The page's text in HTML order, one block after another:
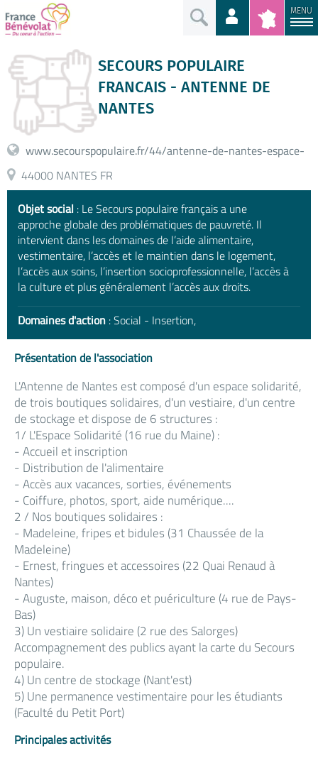
MENU
SECOURS POPULAIRE
FRANCAIS - ANTENNE DE
NANTES
www.secourspopulaire.fr/44/antenne-de-nantes-espace-
44000 NANTES FR
Objet social : Le Secours populaire français a une
approche globale des problématiques de pauvreté. Il
intervient dans les domaines de l’aide alimentaire,
vestimentaire, l’accès et le maintien dans le logement,
l’accès aux soins, l’insertion socioprofessionnelle, l’accès à
la culture et plus généralement l’accès aux droits.
Domaines d'action : Social - Insertion,
Présentation de l'association
L'Antenne de Nantes est composé d'un espace solidarité,
de trois boutiques solidaires, d'un vestiaire, d'un centre
de stockage et dispose de 6 structures :
1/ L'Espace Solidarité (16 rue du Maine) :
- Accueil et inscription
- Distribution de l'alimentaire
- Accès aux vacances, sorties, événements
- Coiffure, photos, sport, aide numérique....
2 / Nos boutiques solidaires :
- Madeleine, fripes et bidules (31 Chaussée de la
Madeleine)
- Ernest, fringues et accessoires (22 Quai Renaud à
Nantes)
- Auguste, maison, déco et puériculture (4 rue de Pays-
Bas)
3) Un vestiaire solidaire (2 rue des Salorges)
Accompagnement des publics ayant la carte du Secours
populaire.
4) Un centre de stockage (Nant'est)
5) Une permanence vestimentaire pour les étudiants
(Faculté du Petit Port)
Principales activités